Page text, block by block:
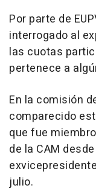
Por parte de
interrogado al
las cuotas
pertenece a
En la comisión
comparecido
que fue
de la CAM
julio.